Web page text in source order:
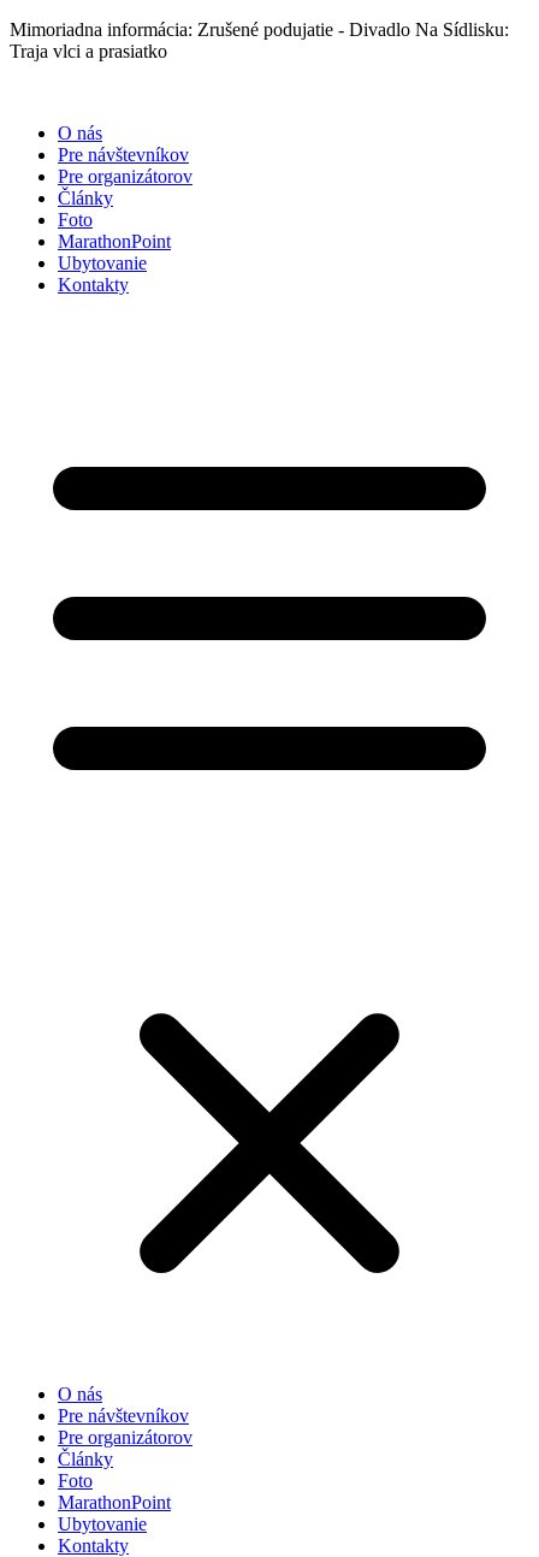
Preskočiť
na
Mimoriadna informácia: Zrušené podujatie - Divadlo Na Sídlisku:
Traja vlci a prasiatko
O nás
Pre návštevníkov
Pre organizátorov
Články
Foto
MarathonPoint
Ubytovanie
Kontakty
O nás
Pre návštevníkov
Pre organizátorov
Články
Foto
MarathonPoint
Ubytovanie
Kontakty